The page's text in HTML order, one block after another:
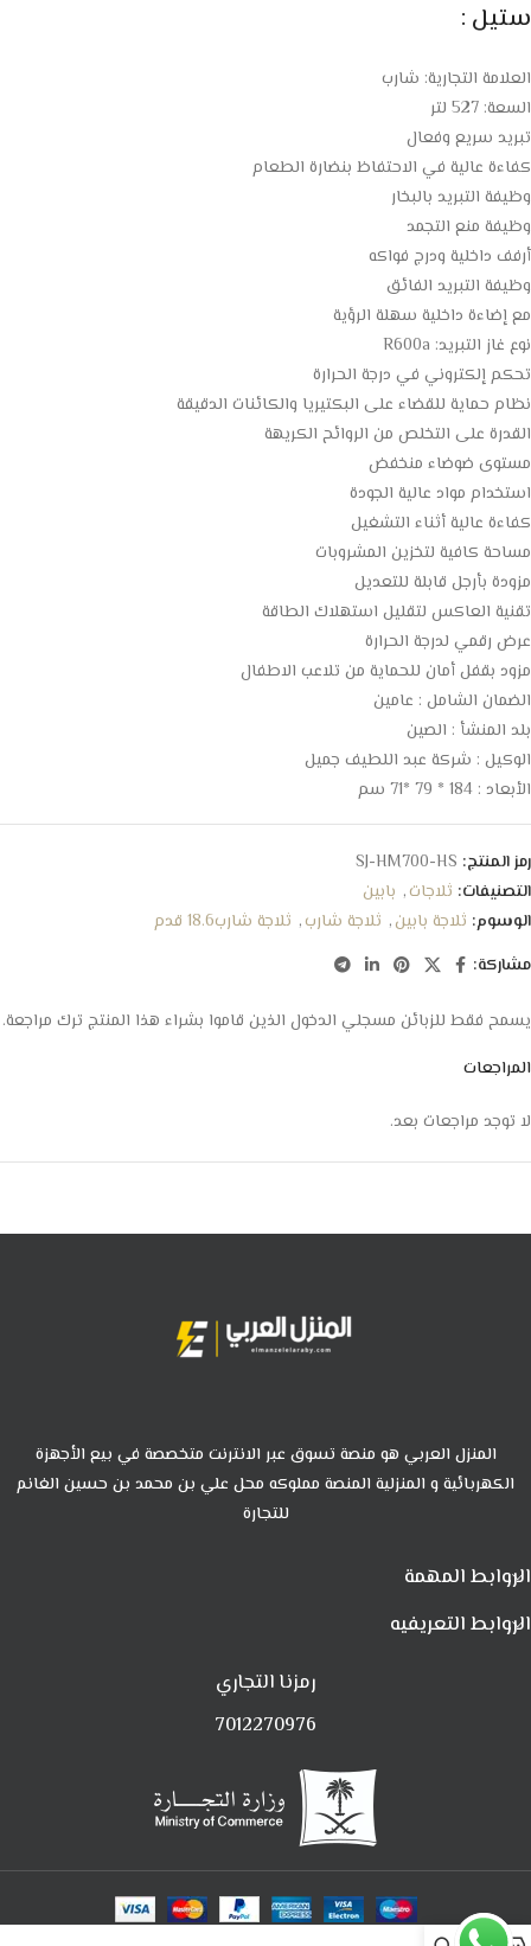
ستيل :
العلامة التجارية: شارب
السعة: 527 لتر
تبريد سريع وفعال
كفاءة عالية في الاحتفاظ بنضارة الطعام
وظيفة التبريد بالبخار
وظيفة منع التجمد
أرفف داخلية ودرج فواكه
وظيفة التبريد الفائق
مع إضاءة داخلية سهلة الرؤية
نوع غاز التبريد: R600a
تحكم إلكتروني في درجة الحرارة
نظام حماية للقضاء على البكتيريا والكائنات الدقيقة
القدرة على التخلص من الروائح الكريهة
مستوى ضوضاء منخفض
استخدام مواد عالية الجودة
كفاءة عالية أثناء التشغيل
مساحة كافية لتخزين المشروبات
مزودة بأرجل قابلة للتعديل
تقنية العاكس لتقليل استهلاك الطاقة
عرض رقمي لدرجة الحرارة
مزود بقفل أمان للحماية من تلاعب الاطفال
الضمان الشامل : عامين
بلد المنشأ : الصين
الوكيل : شركة عبد اللطيف جميل
الأبعاد : 184 * 79 *71 سم
رمز المنتج: SJ-HM700-HS
التصنيفات: ثلاجات, بابين
الوسوم: ثلاجة بابين, ثلاجة شارب, ثلاجة شارب18.6 قدم
مشاركة:
المراجعات
لا توجد مراجعات بعد.
يسمح فقط للزبائن مسجلي الدخول الذين قاموا بشراء هذا المنتج ترك مراجعة.
المنزل العربي هو منصة تسوق عبر الانترنت متخصصة في بيع الأجهزة
الكهربائية و المنزلية المنصة مملوكه محل علي بن محمد بن حسين الغانم
للتجارة
الروابط المهمة
الروابط التعريفيه
رمزنا التجاري
7012270976